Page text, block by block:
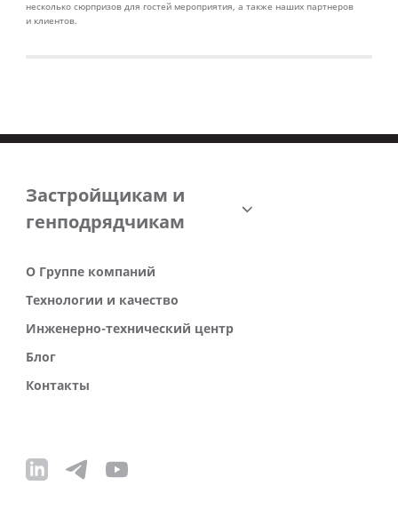
несколько сюрпризов для гостей мероприятия, а также наших партнеров
и клиентов.
Застройщикам и
генподрядчикам
О Группе компаний
Технологии и качество
Инженерно-технический центр
Блог
Контакты